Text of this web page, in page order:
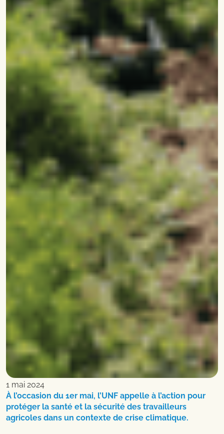
1 mai 2024
À l’occasion du 1er mai, l’UNF appelle à l’action pour
protéger la santé et la sécurité des travailleurs
agricoles dans un contexte de crise climatique.